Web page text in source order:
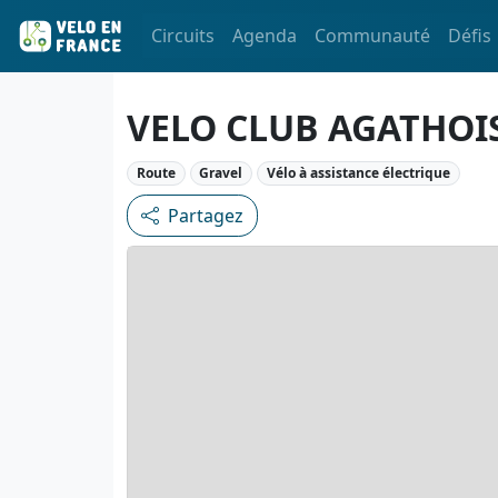
Circuits Agenda Communauté Défis
VELO CLUB
Route Gravel Vélo à assistance électrique
Partagez